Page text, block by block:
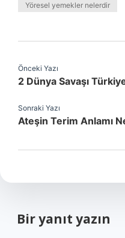
Yöresel yemekler nelerdir
Önceki Yazı
2 Dünya Savaşı
Sonraki Yazı
Ateşin Terim Anlamı
Bir yanıt yazın